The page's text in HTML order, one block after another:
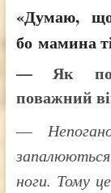
«Думаю,
бо мамина
— Як
поважний
—
ноги. Тому